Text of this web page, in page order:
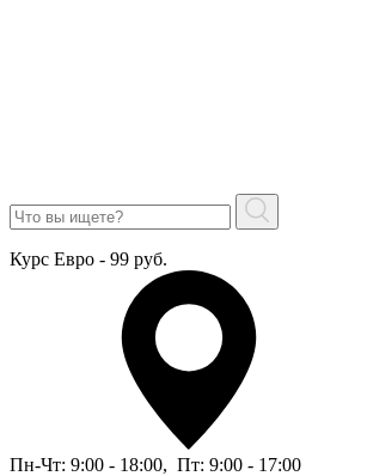
Курс Евро - 99 руб.
Пн-Чт: 9:00 - 18:00, Пт: 9:00 - 17:00